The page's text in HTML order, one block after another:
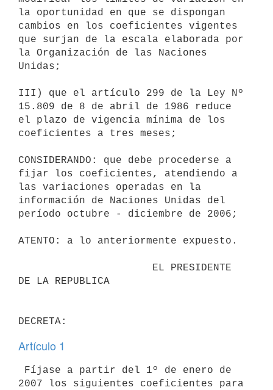
la oportunidad en que se dispongan
cambios en los coeficientes vigentes
que surjan de la escala elaborada por
la Organización de las Naciones
Unidas;
III) que el artículo 299 de la Ley Nº
15.809 de 8 de abril de 1986 reduce
el plazo de vigencia mínima de los
coeficientes a tres meses;
CONSIDERANDO: que debe procederse a
fijar los coeficientes, atendiendo a
las variaciones operadas en la
información de Naciones Unidas del
período octubre - diciembre de 2006;
ATENTO: a lo anteriormente expuesto.
DE LA REPUBLICA
Artículo 1
2007 los siguientes coeficientes para